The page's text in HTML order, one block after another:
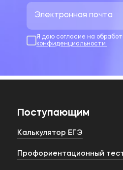
Я даю согласие на
конфиденциальности .
Поступающим
Калькулятор ЕГЭ
Профориентационный